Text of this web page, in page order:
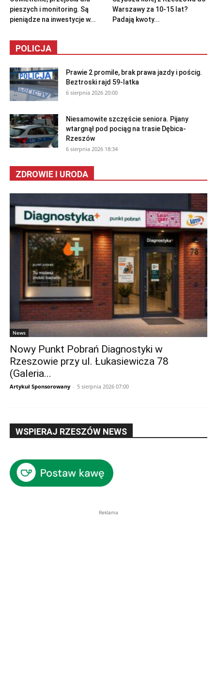
pieszych i monitoring. Są
pieniądze na inwestycje w...
Warszawy za 10-15 lat?
Padają kwoty...
POLICJA
Prawie 2 promile, brak prawa jazdy i pościg.
Beztroski rajd 59-latka
6 sierpnia 2026 20:00
Niesamowite szczęście seniora. Pijany
wtargnął pod pociąg na trasie Dębica-
Rzeszów
6 sierpnia 2026 18:34
ZDROWIE I URODA
News
Nowy Punkt Pobrań Diagnostyki w
Rzeszowie przy ul. Łukasiewicza 78
(Galeria...
Artykuł Sponsorowany - 5 sierpnia 2026 07:00
WSPIERAJ RZESZÓW NEWS
Reklama